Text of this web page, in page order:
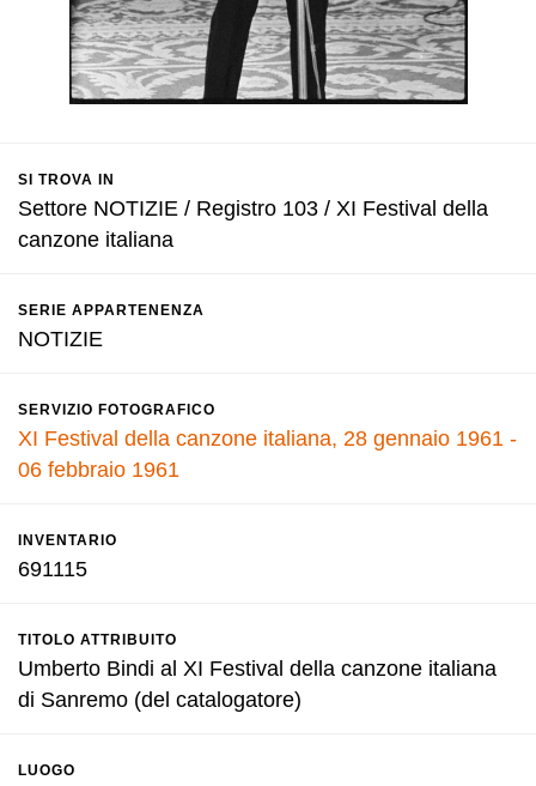
SI TROVA IN
Settore NOTIZIE / Registro 103 / XI Festival della
canzone italiana
SERIE APPARTENENZA
NOTIZIE
SERVIZIO FOTOGRAFICO
XI Festival della canzone italiana, 28 gennaio 1961 -
06 febbraio 1961
INVENTARIO
691115
TITOLO ATTRIBUITO
Umberto Bindi al XI Festival della canzone italiana
di Sanremo (del catalogatore)
LUOGO